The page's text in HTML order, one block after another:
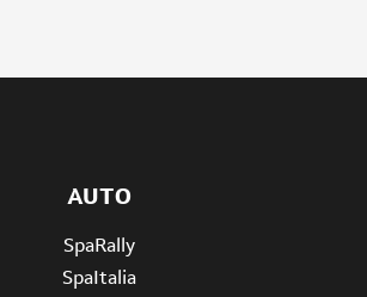
AUTO
SpaRally
SpaItalia